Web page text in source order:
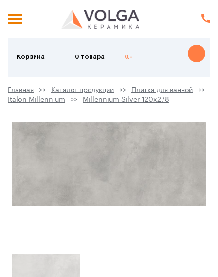
Корзина 0 товара 0.-
Главная Каталог продукции
Плитка для ванной
Italon Millennium
Millennium Silver 120x278